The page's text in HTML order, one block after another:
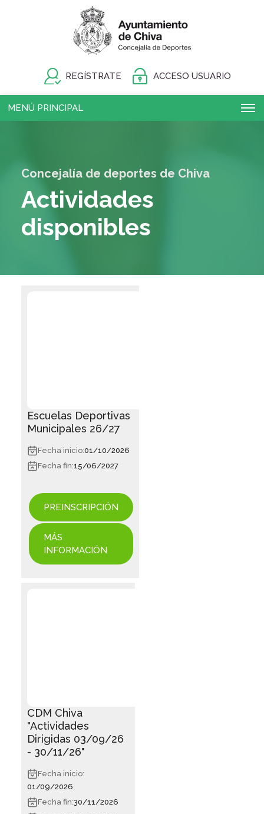
REGÍSTRATE ACCESO USUARIO
MENÚ PRINCIPAL
Concejalía de deportes de Chiva
Actividades
disponibles
Escuelas Deportivas
Municipales 26/27
Fecha inicio:01/10/2026
Fecha fin:15/06/2027
PREINSCRIPCIÓN
MÁS
INFORMACIÓN
CDM Chiva
"Actividades
Dirigidas 03/09/26
- 30/11/26"
Fecha inicio:
01/09/2026
Fecha fin:30/11/2026